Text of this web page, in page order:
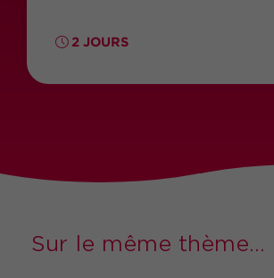
2 JOURS
Sur le même thème...